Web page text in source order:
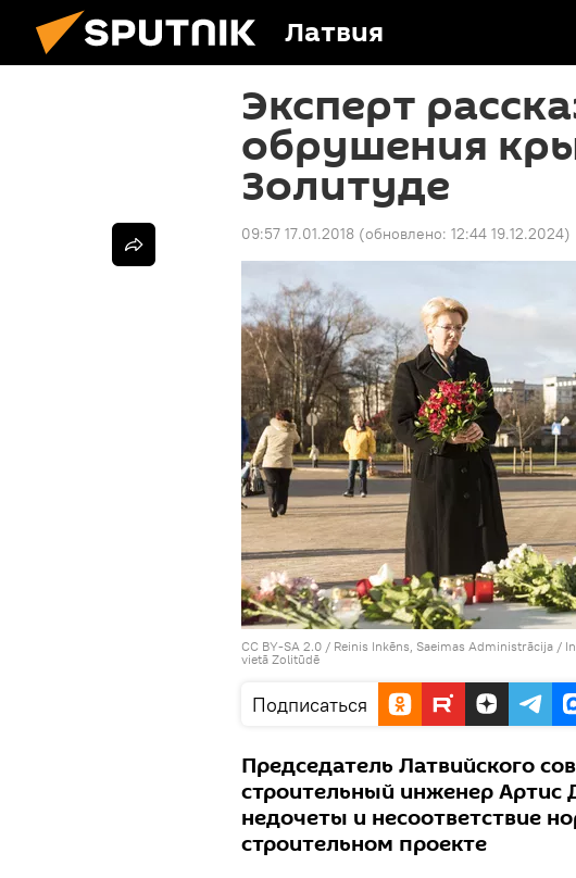
Латвия
Эксперт
обрушения
Золитуде
09:57 17.01.2018 (обновлено: 12:44 19.12.2024)
CC BY-SA 2.0 / Reinis Inkēns, Saeimas Administrācija /
vietā Zolitūdē
Подписаться
Председатель Латвийского
строительный инженер Артис
недочеты и несоответствие
строительном проекте